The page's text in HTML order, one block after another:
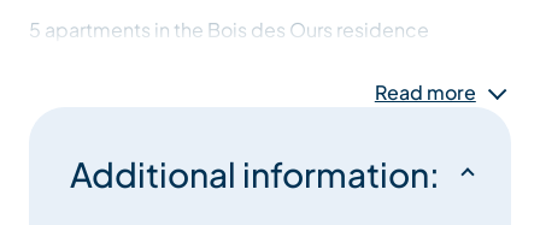
5 apartments in the Bois des Ours residence
Read more
Additional information: